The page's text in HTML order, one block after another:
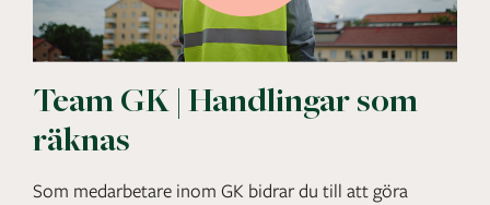
Team GK | Handlingar som
räknas
Som medarbetare inom GK bidrar du till att göra